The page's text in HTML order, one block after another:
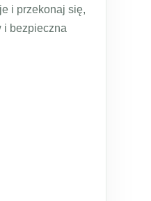
tego
online
czekaj więc
zacznij
i przekonaj się,
i bezpieczna